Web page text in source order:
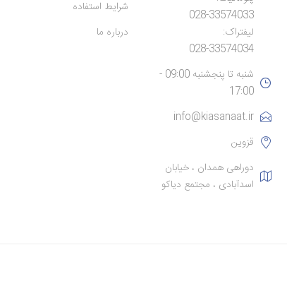
028-33574033
لیفتراک:
028-33574034
شنبه تا پنجشنبه 09:00 -
17:00
info@kiasanaat.ir
قزوین
دوراهی همدان ، خیابان
اسدآبادی ، مجتمع دیاکو
شرایط استفاده
درباره ما